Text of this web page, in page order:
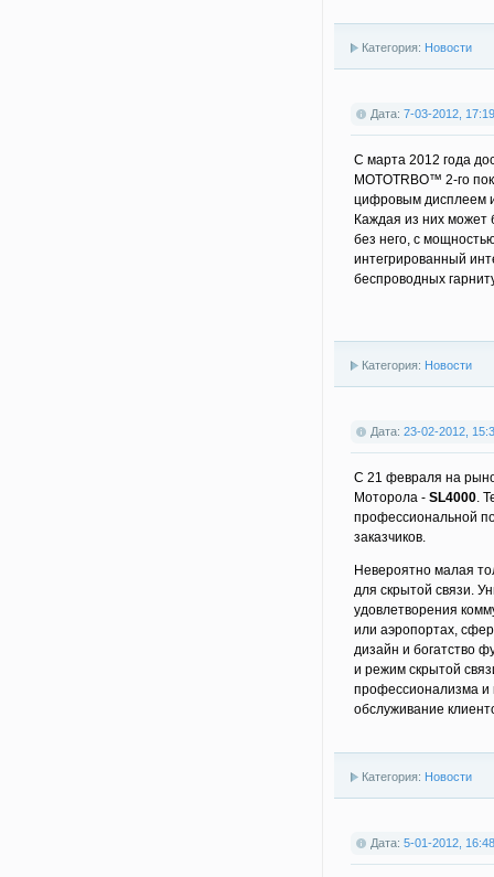
Категория: Новости
Дата: 7-03-2012, 17:19
С марта 2012 года
MOTOTRBO™ 2-го
цифровым дисплеем
Каждая из них может
без него, с
интегрированный
беспроводных
Категория: Новости
Дата: 23-02-2012,
С 21 февраля на
Моторола - SL4000.
профессиональной
заказчиков.
Невероятно малая
для скрытой связи.
удовлетворения
или аэропортах,
дизайн и богатство
и режим скрытой
профессионализма и
обслуживание
Категория: Новости
Дата: 5-01-2012, 16:48